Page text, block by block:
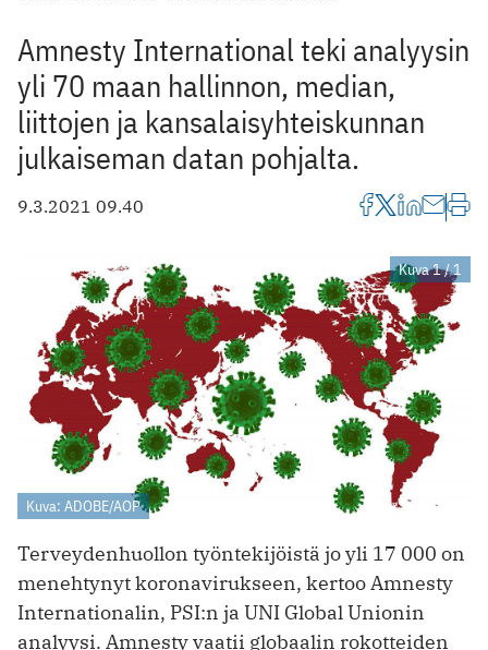
Amnesty International teki analyysin
yli 70 maan hallinnon, median,
liittojen ja kansalaisyhteiskunnan
julkaiseman datan pohjalta.
9.3.2021 09.40
Kuva 1 / 1
Kuva: ADOBE/AOP
Terveydenhuollon työntekijöistä jo yli 17 000 on
menehtynyt koronavirukseen, kertoo Amnesty
Internationalin, PSI:n ja UNI Global Unionin
analyysi. Amnesty vaatii globaalin rokotteiden